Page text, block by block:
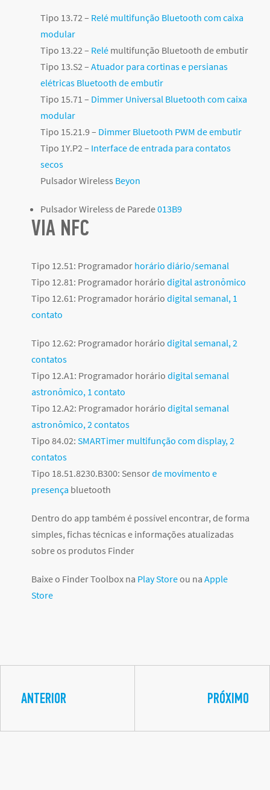
Tipo 13.72 – Relé multifunção Bluetooth com caixa
modular
Tipo 13.22 – Relé multifunção Bluetooth de embutir
Tipo 13.S2 – Atuador para cortinas e persianas
elétricas Bluetooth de embutir
Tipo 15.71 – Dimmer Universal Bluetooth com caixa
modular
Tipo 15.21.9 – Dimmer Bluetooth PWM de embutir
Tipo 1Y.P2 – Interface de entrada para contatos
secos
Pulsador Wireless Beyon
Pulsador Wireless de Parede013B9
VIA NFC
Tipo 12.51: Programador horário diário/semanal
Tipo 12.81: Programador horário digital astronômico
Tipo 12.61: Programador horário digital semanal, 1
contato
Tipo 12.62: Programador horário digital semanal, 2
contatos
Tipo 12.A1: Programador horário digital semanal
astronômico, 1 contato
Tipo 12.A2: Programador horário digital semanal
astronômico, 2 contatos
Tipo 84.02: SMARTimer multifunção com display, 2
contatos
Tipo 18.51.8230.B300: Sensorde movimento e
presença bluetooth
Dentro do app também é possível encontrar, de forma
simples, fichas técnicas e informações atualizadas
sobre os produtos Finder
Baixe o Finder Toolbox na Play Storeou na Apple
Store
ANTERIOR PRÓXIMO